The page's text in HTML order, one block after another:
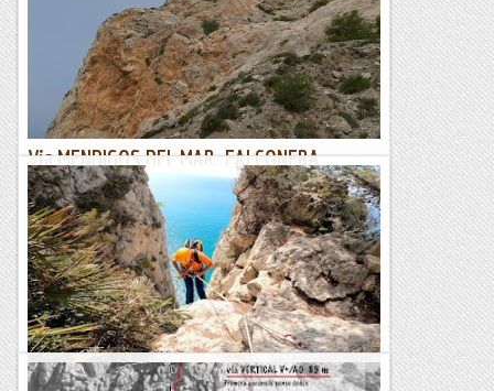
Penya-segats de Cala Ginesta. Foto Paco Garcia.
Primera visita a Cala Ginesta gràcies a la...
Jaumegrimp 2
Via MENDIGOS DEL MAR. FALCONERA.
GARRAF.
1/06/23. Predicció incerta amb pluges....Al Garraf sembla què
al matí "aguantarà".Quedem amb l'Antonio què en mica en
mica va tornant a la normalitat, la idea era anar a la...
Joan asín
Avenc del penya-segat de la Falconera